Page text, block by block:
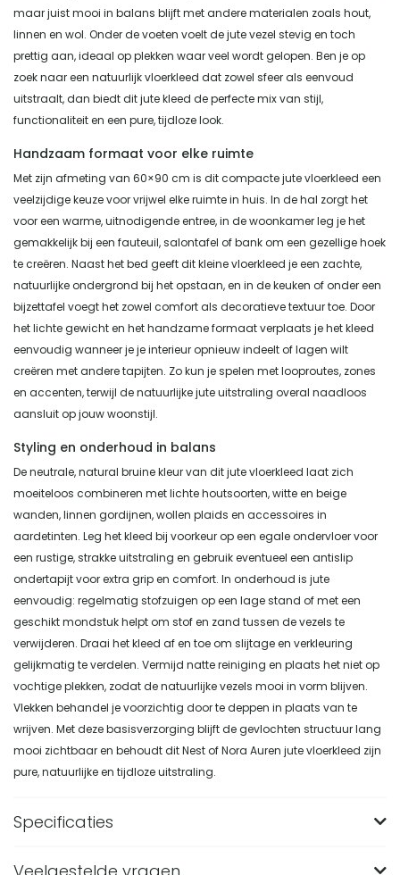
maar juist mooi in balans blijft met andere materialen zoals hout,
linnen en wol. Onder de voeten voelt de jute vezel stevig en toch
prettig aan, ideaal op plekken waar veel wordt gelopen. Ben je op
zoek naar een natuurlijk vloerkleed dat zowel sfeer als eenvoud
uitstraalt, dan biedt dit jute kleed de perfecte mix van stijl,
functionaliteit en een pure, tijdloze look.
Handzaam formaat voor elke ruimte
Met zijn afmeting van 60×90 cm is dit compacte jute vloerkleed een
veelzijdige keuze voor vrijwel elke ruimte in huis. In de hal zorgt het
voor een warme, uitnodigende entree, in de woonkamer leg je het
gemakkelijk bij een fauteuil, salontafel of bank om een gezellige hoek
te creëren. Naast het bed geeft dit kleine vloerkleed je een zachte,
natuurlijke ondergrond bij het opstaan, en in de keuken of onder een
bijzettafel voegt het zowel comfort als decoratieve textuur toe. Door
het lichte gewicht en het handzame formaat verplaats je het kleed
eenvoudig wanneer je je interieur opnieuw indeelt of lagen wilt
creëren met andere tapijten. Zo kun je spelen met looproutes, zones
en accenten, terwijl de natuurlijke jute uitstraling overal naadloos
aansluit op jouw woonstijl.
Styling en onderhoud in balans
De neutrale, natural bruine kleur van dit jute vloerkleed laat zich
moeiteloos combineren met lichte houtsoorten, witte en beige
wanden, linnen gordijnen, wollen plaids en accessoires in
aardetinten. Leg het kleed bij voorkeur op een egale ondervloer voor
een rustige, strakke uitstraling en gebruik eventueel een antislip
ondertapijt voor extra grip en comfort. In onderhoud is jute
eenvoudig: regelmatig stofzuigen op een lage stand of met een
geschikt mondstuk helpt om stof en zand tussen de vezels te
verwijderen. Draai het kleed af en toe om slijtage en verkleuring
gelijkmatig te verdelen. Vermijd natte reiniging en plaats het niet op
vochtige plekken, zodat de natuurlijke vezels mooi in vorm blijven.
Vlekken behandel je voorzichtig door te deppen in plaats van te
wrijven. Met deze basisverzorging blijft de gevlochten structuur lang
mooi zichtbaar en behoudt dit Nest of Nora Auren jute vloerkleed zijn
pure, natuurlijke en tijdloze uitstraling.
Specificaties